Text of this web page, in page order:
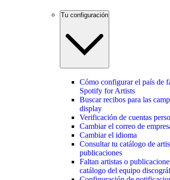
Tu configuración
Cómo configurar el país de
Spotify for Artists
Buscar recibos para las
display
Verificación de cuentas
Cambiar el correo de
Cambiar el idioma
Consultar tu catálogo de
publicaciones
Faltan artistas o
catálogo del equipo